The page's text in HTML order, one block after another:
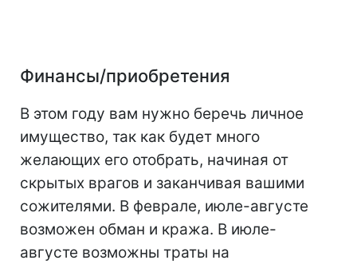
Финансы/приобретения
В этом году вам нужно беречь личное
имущество, так как будет много
желающих его отобрать, начиная от
скрытых врагов и заканчивая вашими
сожителями. В феврале, июле-августе
возможен обман и кража. В июле-
августе возможны траты на